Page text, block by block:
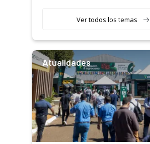
Ver todos los temas
Atualidades